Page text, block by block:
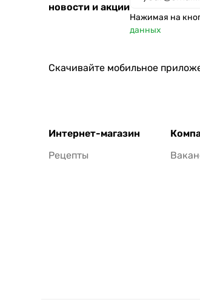
новости и акции
Нажимая на
данных
Скачивайте мобильное
Интернет-магазин
Рецепты